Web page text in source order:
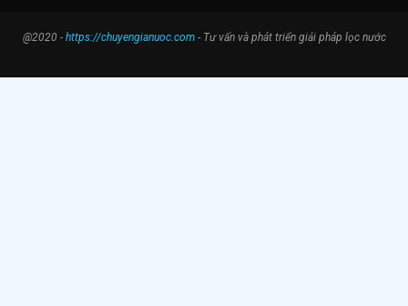
@2020 - https://chuyengianuoc.com- Tư vấn và phát triển giải pháp lọc nước